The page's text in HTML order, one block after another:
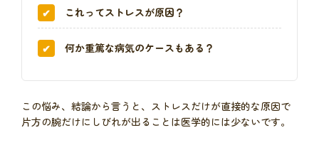
これってストレスが原因？
何か重篤な病気のケースもある？
この悩み、結論から言うと、ストレスだけが直接的な原因で
片方の腕だけにしびれが出ることは医学的には少ないです。